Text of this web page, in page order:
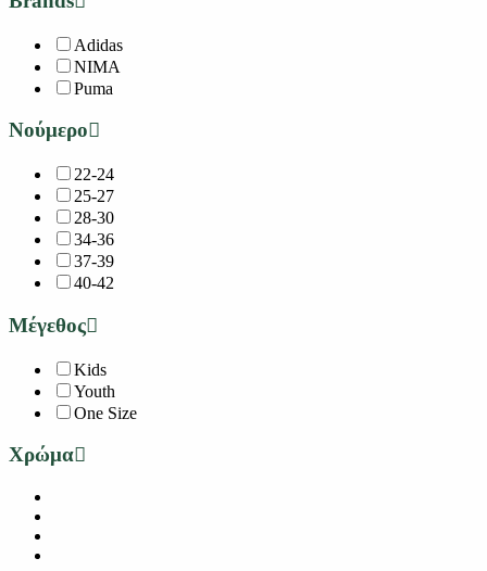
Adidas
NIMA
Puma
Νούμερο
22-24
25-27
28-30
34-36
37-39
40-42
Μέγεθος
Kids
Youth
One Size
Χρώμα